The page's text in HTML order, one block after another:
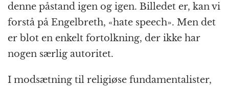
denne påstand igen og igen. Billedet er, kan vi
forstå på Engelbreth, «hate speech». Men det
er blot en enkelt fortolkning, der ikke har
nogen særlig autoritet.
I modsætning til religiøse fundamentalister,